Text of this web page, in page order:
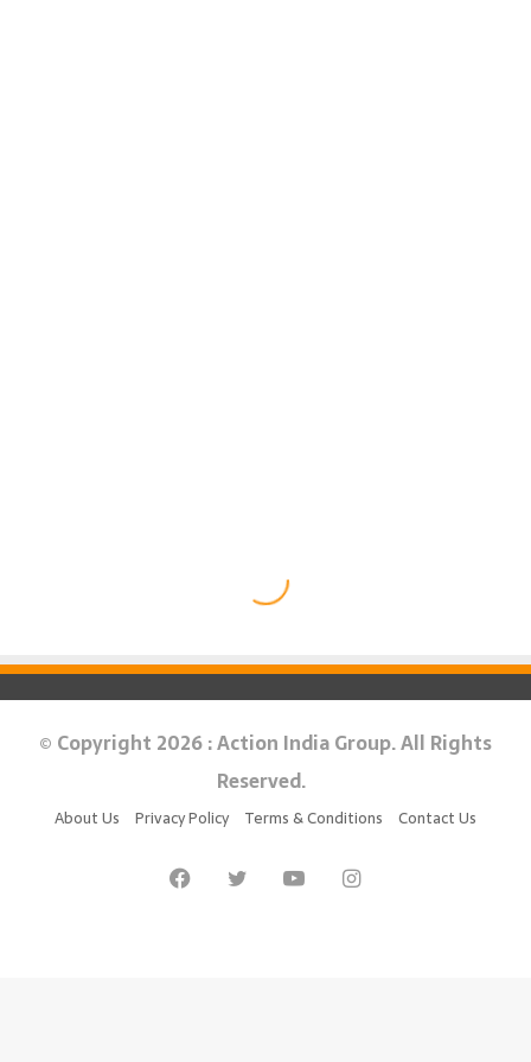
© Copyright 2026 : Action India Group. All Rights
Reserved.
About Us Privacy Policy Terms & Conditions Contact Us
FacebookTwitter YouTubeInstagram